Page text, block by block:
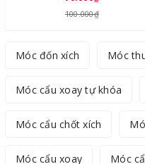
100.000₫
Móc đốn xích Móc
Móc cẩu xoay tự khóa
Móc cẩu chốt xích
Móc cẩu xoay Móc